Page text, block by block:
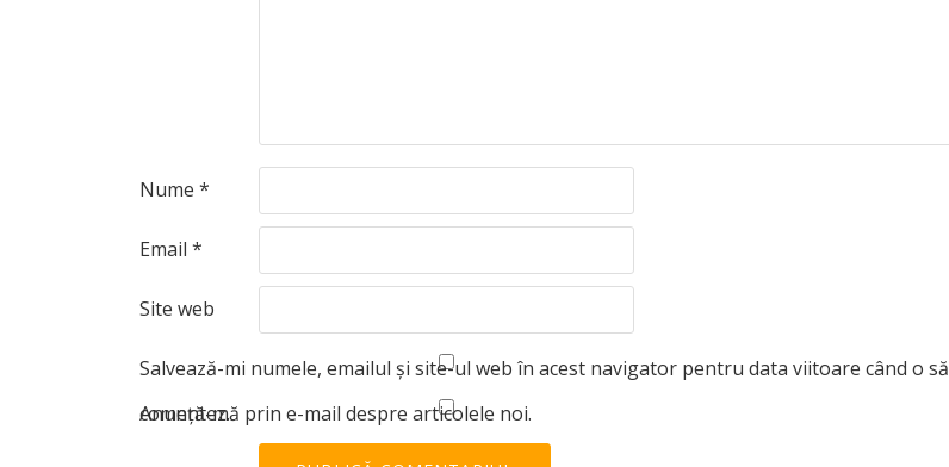
Nume *
Email *
Site web
Salvează-mi numele, emailul și site-ul web în acest navigator pentru data viitoare când o să
comentez.
Anunță-mă prin e-mail despre articolele noi.